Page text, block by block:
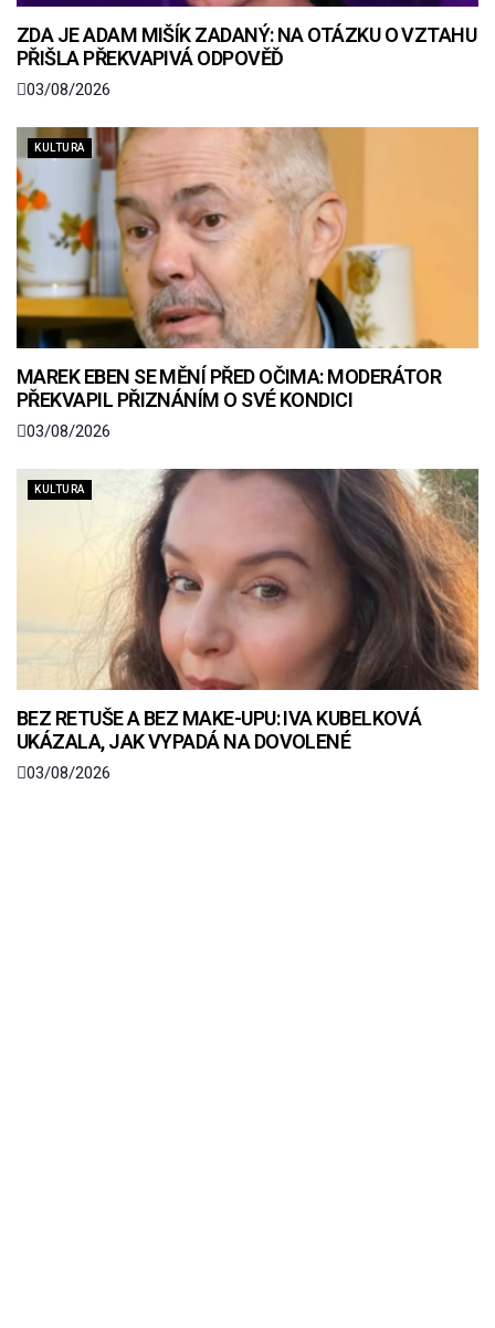
ZDA JE ADAM MIŠÍK ZADANÝ: NA OTÁZKU O VZTAHU
PŘIŠLA PŘEKVAPIVÁ ODPOVĚĎ
03/08/2026
KULTURA
MAREK EBEN SE MĚNÍ PŘED OČIMA: MODERÁTOR
PŘEKVAPIL PŘIZNÁNÍM O SVÉ KONDICI
03/08/2026
KULTURA
BEZ RETUŠE A BEZ MAKE-UPU: IVA KUBELKOVÁ
UKÁZALA, JAK VYPADÁ NA DOVOLENÉ
03/08/2026